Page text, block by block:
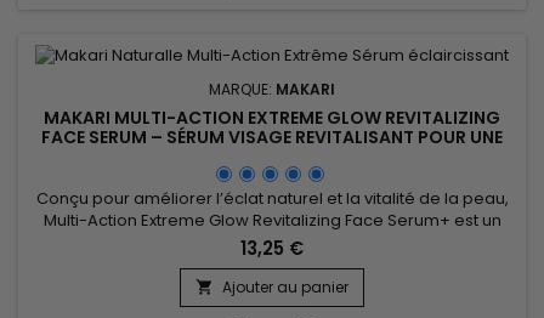
MARQUE: MAKARI
MAKARI MULTI-ACTION EXTREME GLOW REVITALIZING
FACE SERUM – SÉRUM VISAGE REVITALISANT POUR UNE
Conçu pour améliorer l’éclat naturel et la vitalité de la peau,
Multi-Action Extreme Glow Revitalizing Face Serum+ est un
sérum visage revitalisant qui aide à révéler un teint plus
uniforme et lumineux. Sa formule associe l’extrait de Prunus à
des actifs hydratants et antioxydants pour contribuer à lisser
l’apparence de la peau, préserver son...
13,25 €
 Ajouter au panier